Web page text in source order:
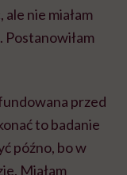
nie miałam
Postanowiłam
przed
to badanie
późno, bo w
Miałam